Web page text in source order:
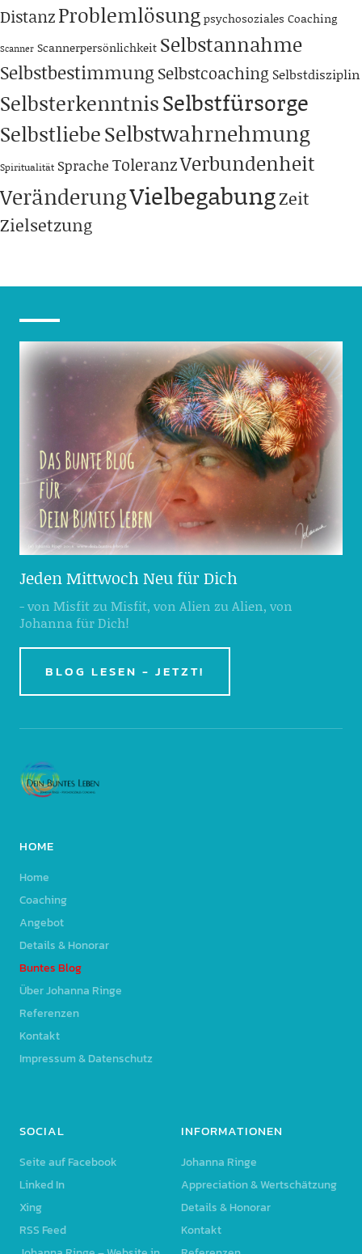
DistanzProblemlösungpsychosoziales Coaching
Scanner Scannerpersönlichkeit Selbstannahme
Selbstbestimmung Selbstcoaching Selbstdisziplin
SelbsterkenntnisSelbstfürsorge
SelbstliebeSelbstwahrnehmung
Spiritualität Sprache ToleranzVerbundenheit
VeränderungVielbegabungZeit
Zielsetzung
Jeden Mittwoch Neu für Dich
- von Misfit zu Misfit, von Alien zu Alien, von
Johanna für Dich!
BLOG LESEN - JETZT!
HOME
Home
Coaching
Angebot
Details & Honorar
Buntes Blog
Über Johanna Ringe
Referenzen
Kontakt
Impressum & Datenschutz
SOCIAL
Seite auf Facebook
Linked In
Xing
RSS Feed
INFORMATIONEN
Johanna Ringe
Appreciation & Wertschätzung
Details & Honorar
Kontakt